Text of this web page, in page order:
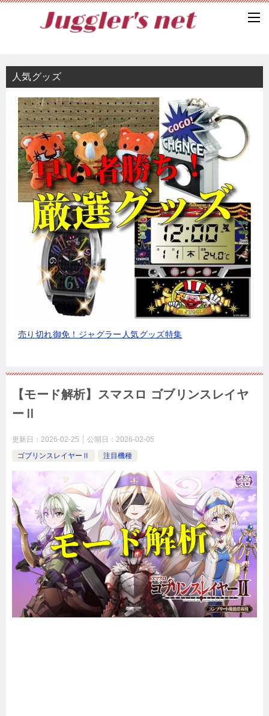
人気グッズ
売り切れ御免！ジャグラー人気グッズ特集
【モード解析】スマスロ ゴブリンスレイヤ
ーⅡ
更新日： 2026-02-25 公開日： 2026-02-05
ゴブリンスレイヤーⅡ
注目機種